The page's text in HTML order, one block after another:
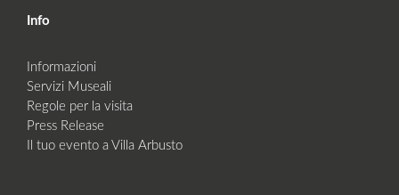
Info
Informazioni
Servizi Museali
Regole per la visita
Press Release
Il tuo evento a Villa Arbusto